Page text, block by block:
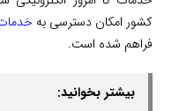
کشور امکان دسترسی به
فراهم شده است.
بیشتر بخوانید: